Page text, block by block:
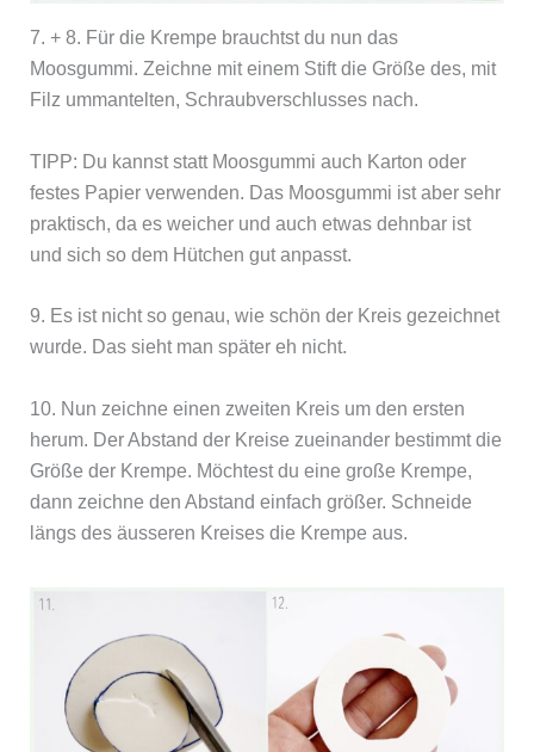
7. + 8. Für die Krempe brauchtst du nun das
Moosgummi. Zeichne mit einem Stift die Größe des, mit
Filz ummantelten, Schraubverschlusses nach.
TIPP: Du kannst statt Moosgummi auch Karton oder
festes Papier verwenden. Das Moosgummi ist aber sehr
praktisch, da es weicher und auch etwas dehnbar ist
und sich so dem Hütchen gut anpasst.
9. Es ist nicht so genau, wie schön der Kreis gezeichnet
wurde. Das sieht man später eh nicht.
10. Nun zeichne einen zweiten Kreis um den ersten
herum. Der Abstand der Kreise zueinander bestimmt die
Größe der Krempe. Möchtest du eine große Krempe,
dann zeichne den Abstand einfach größer. Schneide
längs des äusseren Kreises die Krempe aus.